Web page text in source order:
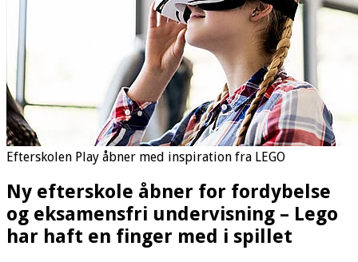
Efterskolen Play åbner med inspiration fra LEGO
Ny efterskole åbner for fordybelse
og eksamensfri undervisning – Lego
har haft en finger med i spillet